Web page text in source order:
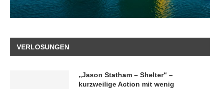
VERLOSUNGEN
„Jason Statham – Shelter“ –
kurzweilige Action mit wenig